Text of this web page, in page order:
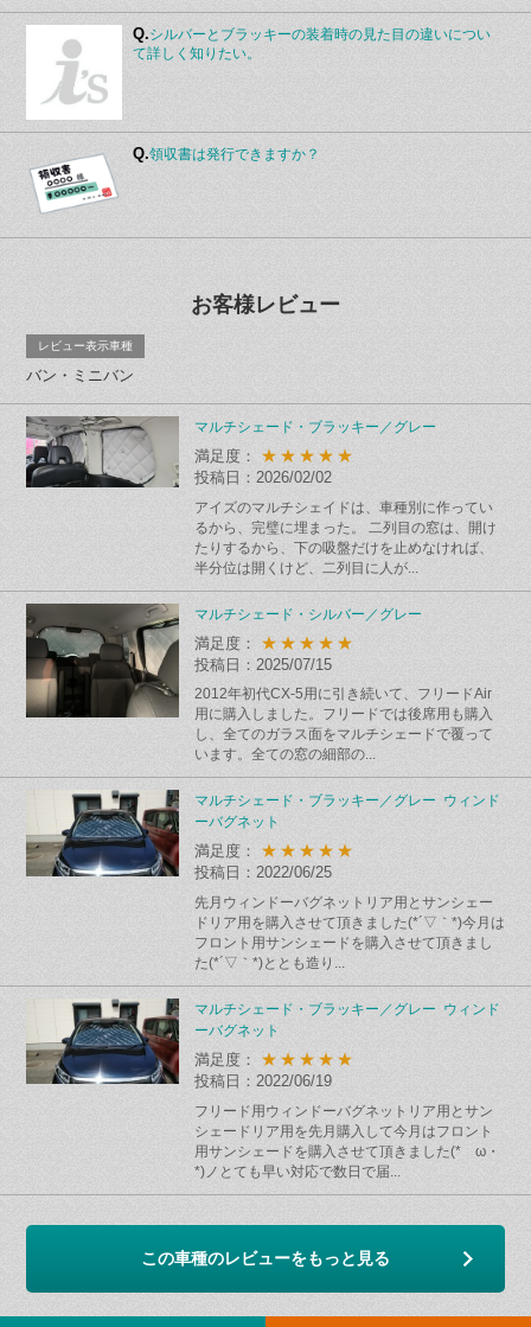
Q.シルバーとブラッキーの装着時の見た目の違いについ
て詳しく知りたい。
Q.領収書は発行できますか？
お客様レビュー
レビュー表示車種
バン・ミニバン
マルチシェード・ブラッキー／グレー
満足度： ★★★★★
投稿日：2026/02/02
アイズのマルチシェイドは、車種別に作ってい
るから、完璧に埋まった。 二列目の窓は、開け
たりするから、下の吸盤だけを止めなければ、
半分位は開くけど、二列目に人が...
マルチシェード・シルバー／グレー
満足度： ★★★★★
投稿日：2025/07/15
2012年初代CX-5用に引き続いて、フリードAir
用に購入しました。フリードでは後席用も購入
し、全てのガラス面をマルチシェードで覆って
います。全ての窓の細部の...
マルチシェード・ブラッキー／グレー ウィンド
ーバグネット
満足度： ★★★★★
投稿日：2022/06/25
先月ウィンドーバグネットリア用とサンシェー
ドリア用を購入させて頂きました(*´▽｀*)今月は
フロント用サンシェードを購入させて頂きまし
た(*´▽｀*)ととも造り...
マルチシェード・ブラッキー／グレー ウィンド
ーバグネット
満足度： ★★★★★
投稿日：2022/06/19
フリード用ウィンドーバグネットリア用とサン
シェードリア用を先月購入して今月はフロント
用サンシェードを購入させて頂きました(*ゝω・
*)ノとても早い対応で数日で届...
この車種のレビューをもっと見る